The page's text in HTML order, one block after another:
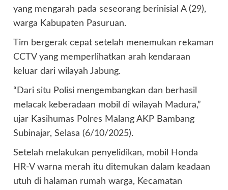
yang mengarah pada seseorang berinisial A (29),
warga Kabupaten Pasuruan.
Tim bergerak cepat setelah menemukan rekaman
CCTV yang memperlihatkan arah kendaraan
keluar dari wilayah Jabung.
“Dari situ Polisi mengembangkan dan berhasil
melacak keberadaan mobil di wilayah Madura,”
ujar Kasihumas Polres Malang AKP Bambang
Subinajar, Selasa (6/10/2025).
Setelah melakukan penyelidikan, mobil Honda
HR-V warna merah itu ditemukan dalam keadaan
utuh di halaman rumah warga, Kecamatan